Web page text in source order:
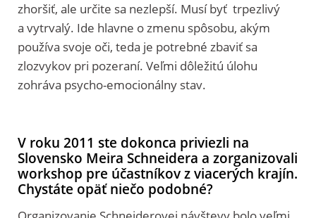
zhoršiť, ale určite sa nezlepší. Musí byť trpezlivý
a vytrvalý. Ide hlavne o zmenu spôsobu, akým
používa svoje oči, teda je potrebné zbaviť sa
zlozvykov pri pozeraní. Veľmi dôležitú úlohu
zohráva psycho-emocionálny stav.
V roku 2011 ste dokonca priviezli na
Slovensko Meira Schneidera a zorganizovali
workshop pre účastníkov z viacerých krajín.
Chystáte opäť niečo podobné?